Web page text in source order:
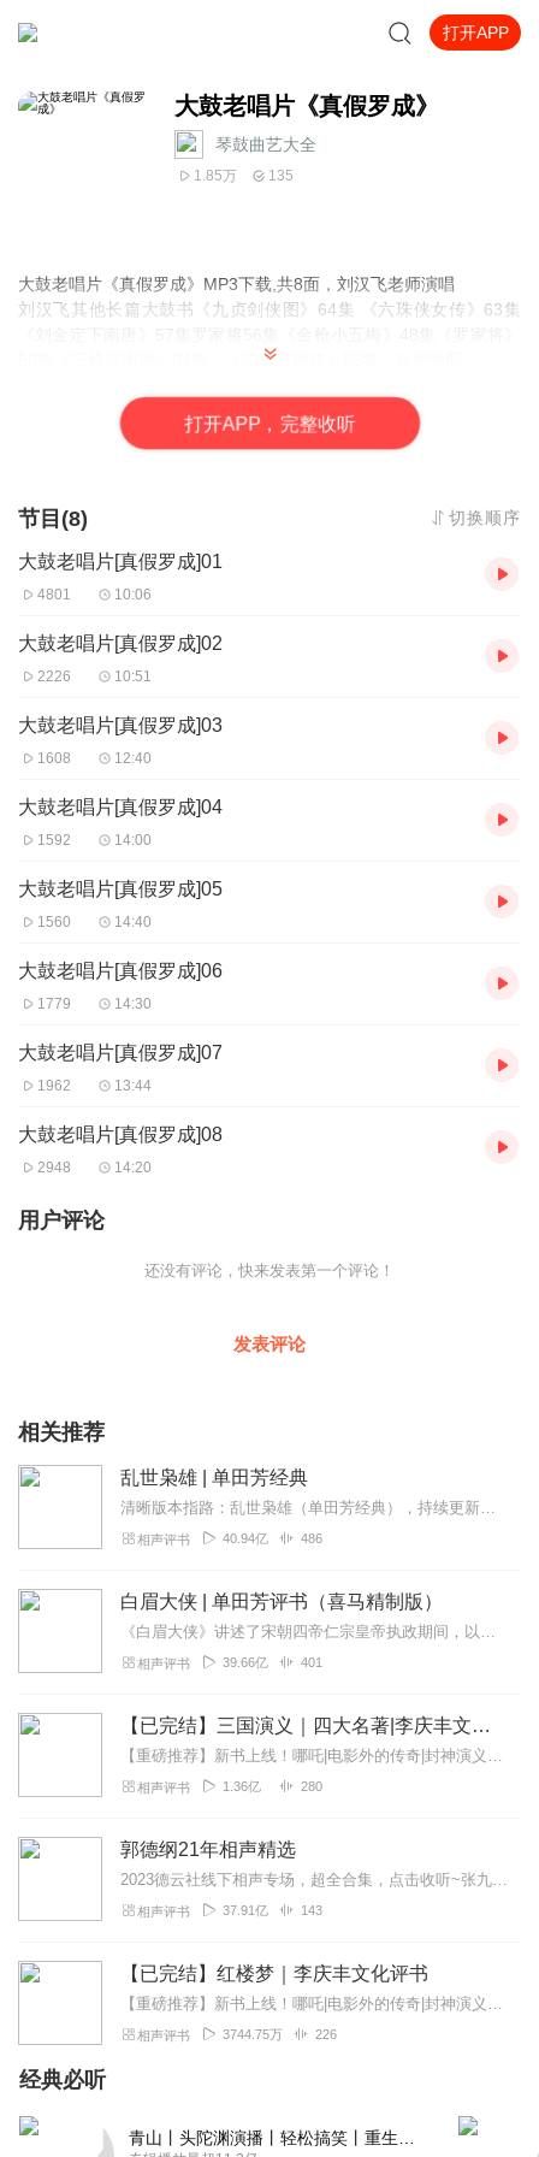
打开APP
大鼓老唱片《真假罗成》
琴鼓曲艺大全
1.85万 135
大鼓老唱片《真假罗成》MP3下载,共8面，刘汉飞老师演唱
刘汉飞其他长篇大鼓书《九贞剑侠图》64集 《六珠侠女传》63集
56集《三枪定南唐》64集，《响马兴唐传》56集。欢迎收听
张志云大鼓书《张景龙私访》46集，《天宝图》105集，《地宝图》
刘汉飞大鼓《九贞剑侠图》64集 《六珠侠女传》63集《刘金定下南
南唐》64集《响马兴唐传》56集
牛崇光大鼓书《呼杨合兵》96集。《凌霄汉》143集《大明英烈》
传》71集，《刘凤龙扫北》101集，《走马春秋》150集，《万花
更多牛崇光，刘汉飞，张志云，晁岱民，沈起功大鼓书等唱片，音
频，视频等戏曲内容请关注我们
免责声明 本主播提供的戏曲资源收集于互联网和朋友赠送，仅供欣
赏，学习交流，如存在版权问题或侵犯您的利益请通知我们，将立
频，视频等戏曲内容请关注我们
《金枪小五梅》《罗家将》牛崇光大鼓书《呼杨合兵》《凌霄汉》
免责声明 本主播提供的戏曲资源收集于互联网和朋友赠送，仅供欣
赏，学习交流，如存在版权问题或侵犯您的利益请通知我们，将立
更多牛崇光，刘汉飞，张志云，晁岱民，沈起功大鼓书等唱片，音
免责声明 本主播提供的戏曲资源收集于互联网和朋友赠送，仅供欣
即给予删除
频，视频等戏曲内容请关注我们
推荐书目 张志云大鼓书《地宝图》《三十六侠寇公案》刘汉飞大鼓
《金枪小五梅》《罗家将》牛崇光大鼓书《呼杨合兵》《凌霄汉》
免责声明 本主播提供的戏曲资源收集于互联网和朋友赠送，仅供欣
赏，学习交流，如存在版权问题或侵犯您的利益请通知我们，将立
更多牛崇光，刘汉飞，张志云，晁岱民，沈起功大鼓书等唱片，音
频，视频等戏曲内容请关注我们
推荐书目 张志云大鼓书《地宝图》《三十六侠寇公案》刘汉飞大鼓
赏，学习交流，如存在版权问题或侵犯您的利益请通知我们，将立
打开APP，完整收听
节目(8) 切换顺序
大鼓老唱片[真假罗成]01
4801 10:06
大鼓老唱片[真假罗成]02
2226 10:51
大鼓老唱片[真假罗成]03
1608 12:40
大鼓老唱片[真假罗成]04
1592 14:00
大鼓老唱片[真假罗成]05
1560 14:40
大鼓老唱片[真假罗成]06
1779 14:30
大鼓老唱片[真假罗成]07
1962 13:44
大鼓老唱片[真假罗成]08
2948 14:20
用户评论
还没有评论，快来发表第一个评论！
发表评论
相关推荐
乱世枭雄 | 单田芳经典
清晰版本指路：乱世枭雄（单田芳经典），持续更新中《乱世枭雄》讲的是东北王张作霖和其子少帅张学良的传奇故事，是著名评书艺术家单田芳先生根据大量的历史材料和广为流传...
相声评书 40.94亿 486
白眉大侠 | 单田芳评书（喜马精制版）
《白眉大侠》讲述了宋朝四帝仁宗皇帝执政期间，以徐良、白云瑞为书胆，包括七侠、大五义、小五义、小七杰等众开封府校尉，在八王赵德芳、包拯、颜查散等清官的支持下，为保...
相声评书 39.66亿 401
【已完结】三国演义｜四大名著|李庆丰文化评书
【重磅推荐】新书上线！哪吒|电影外的传奇|封神演义封神榜精华|李庆丰评书快来点击收听吧~【精品推荐】续西游记（李庆丰文化评书）明朝那些事儿（李庆丰文化评书）...
相声评书 1.36亿 280
郭德纲21年相声精选
2023德云社线下相声专场，超全合集，点击收听~张九龄2023年线下专场，全新上线~孟鹤堂2023年线下专场，爆笑收听~高峰栾云平2023年线下专场，超新首发~...
相声评书 37.91亿 143
【已完结】红楼梦｜李庆丰文化评书
【重磅推荐】新书上线！哪吒|电影外的传奇|封神演义封神榜精华|李庆丰评书快来点击收听吧~【精品推荐】三国演义（李庆丰文化评书）水浒传（李庆丰文化评书）西游记...
相声评书 3744.75万 226
经典必听